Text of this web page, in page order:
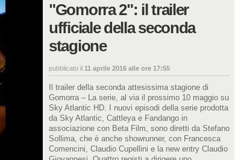
"Gomorra 2": il trailer
ufficiale della seconda
stagione
pubblicato il 11 aprile 2016 alle ore 17:55
Il trailer della seconda attesissima stagione di
Gomorra – La serie, al via il prossimo 10 maggio su
Sky Atlantic HD. I nuovi episodi della serie prodotta
da Sky Atlantic, Cattleya e Fandango in
associazione con Beta Film, sono diretti da Stefano
Sollima, che è anche showrunner, con Francesca
Comencini, Claudio Cupellini e la new entry Claudio